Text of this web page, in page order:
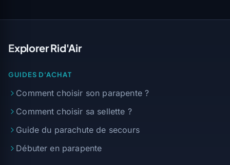
Explorer Rid'Air
GUIDES D'ACHAT
Comment choisir son parapente ?
Comment choisir sa sellette ?
Guide du parachute de secours
Débuter en parapente